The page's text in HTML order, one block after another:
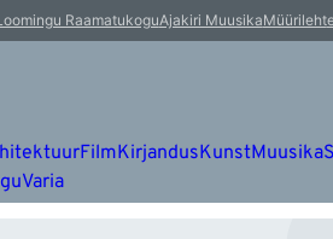
RaamatukoguAjakiri MuusikaMüürileht
FilmKirjandusKunstMuusika
Varia